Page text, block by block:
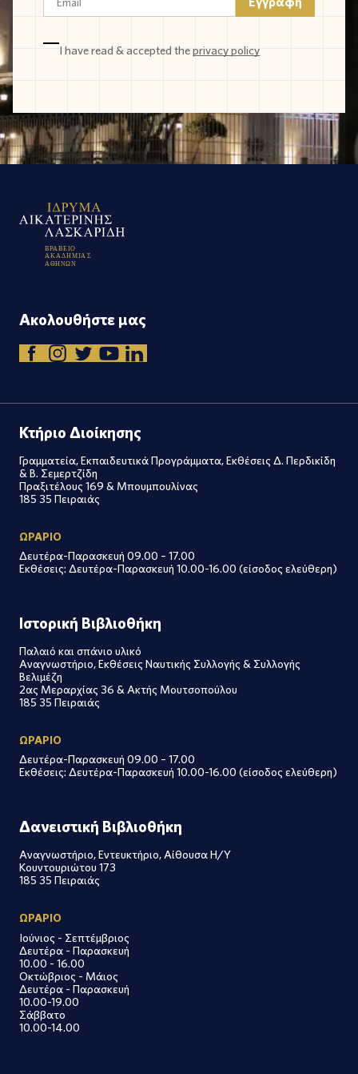
I have read & accepted theprivacy policy
ΒΡΑΒΕΙΟ
ΑΚΑΔΗΜΙΑ Σ
Α ΘΗΝΩΝ
Ακολουθήστε μας
Κτήριο Διοίκησης
Γραμματεία, Εκπαιδευτικά Προγράμματα, Εκθέσεις Δ. Περδικίδη
& Β. Σεμερτζίδη
Πραξιτέλους 169 & Μπουμπουλίνας
185 35 Πειραιάς
ΩΡΑΡΙΟ
Δευτέρα-Παρασκευή 09.00 – 17.00
Εκθέσεις: Δευτέρα-Παρασκευή 10.00-16.00 (είσοδος ελεύθερη)
Ιστορική Βιβλιοθήκη
Παλαιό και σπάνιο υλικό
Αναγνωστήριο, Εκθέσεις Ναυτικής Συλλογής & Συλλογής
Βελιμέζη
2ας Μεραρχίας 36 & Ακτής Μουτσοπούλου
185 35 Πειραιάς
ΩΡΑΡΙΟ
Δευτέρα-Παρασκευή 09.00 – 17.00
Εκθέσεις: Δευτέρα-Παρασκευή 10.00-16.00 (είσοδος ελεύθερη)
Δανειστική Βιβλιοθήκη
Αναγνωστήριο, Εντευκτήριο, Αίθουσα Η/Υ
Κουντουριώτου 173
185 35 Πειραιάς
ΩΡΑΡΙΟ
Ιούνιος - Σεπτέμβριος
Δευτέρα - Παρασκευή
10.00 - 16.00
Οκτώβριος - Μάιος
Δευτέρα - Παρασκευή
10.00-19.00
Σάββατο
10.00-14.00